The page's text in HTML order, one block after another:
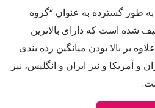
اما علاوه بر گروه E ، گروه B به طور گسترده به عنوان “گروه
شده است که دارای بالاترین
بر بالا بودن میانگین رده بندی
و آمریکا و نیز ایران و انگلیس، نیز